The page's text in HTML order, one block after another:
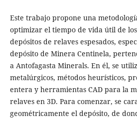
Este trabajo propone una
optimizar el tiempo de vida útil de los
depósitos de relaves espesados,
depósito de Minera Centinela,
a Antofagasta Minerals. En él, se
metalúrgicos, métodos heurísticos,
entera y herramientas CAD para la
relaves en 3D. Para comenzar, se
geométricamente el depósito, de